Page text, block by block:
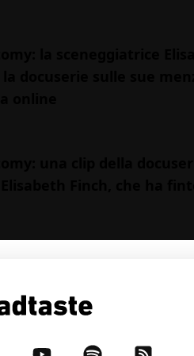
la sceneggiatrice
docuserie sulle sue
online
una clip della
Finch, che ha